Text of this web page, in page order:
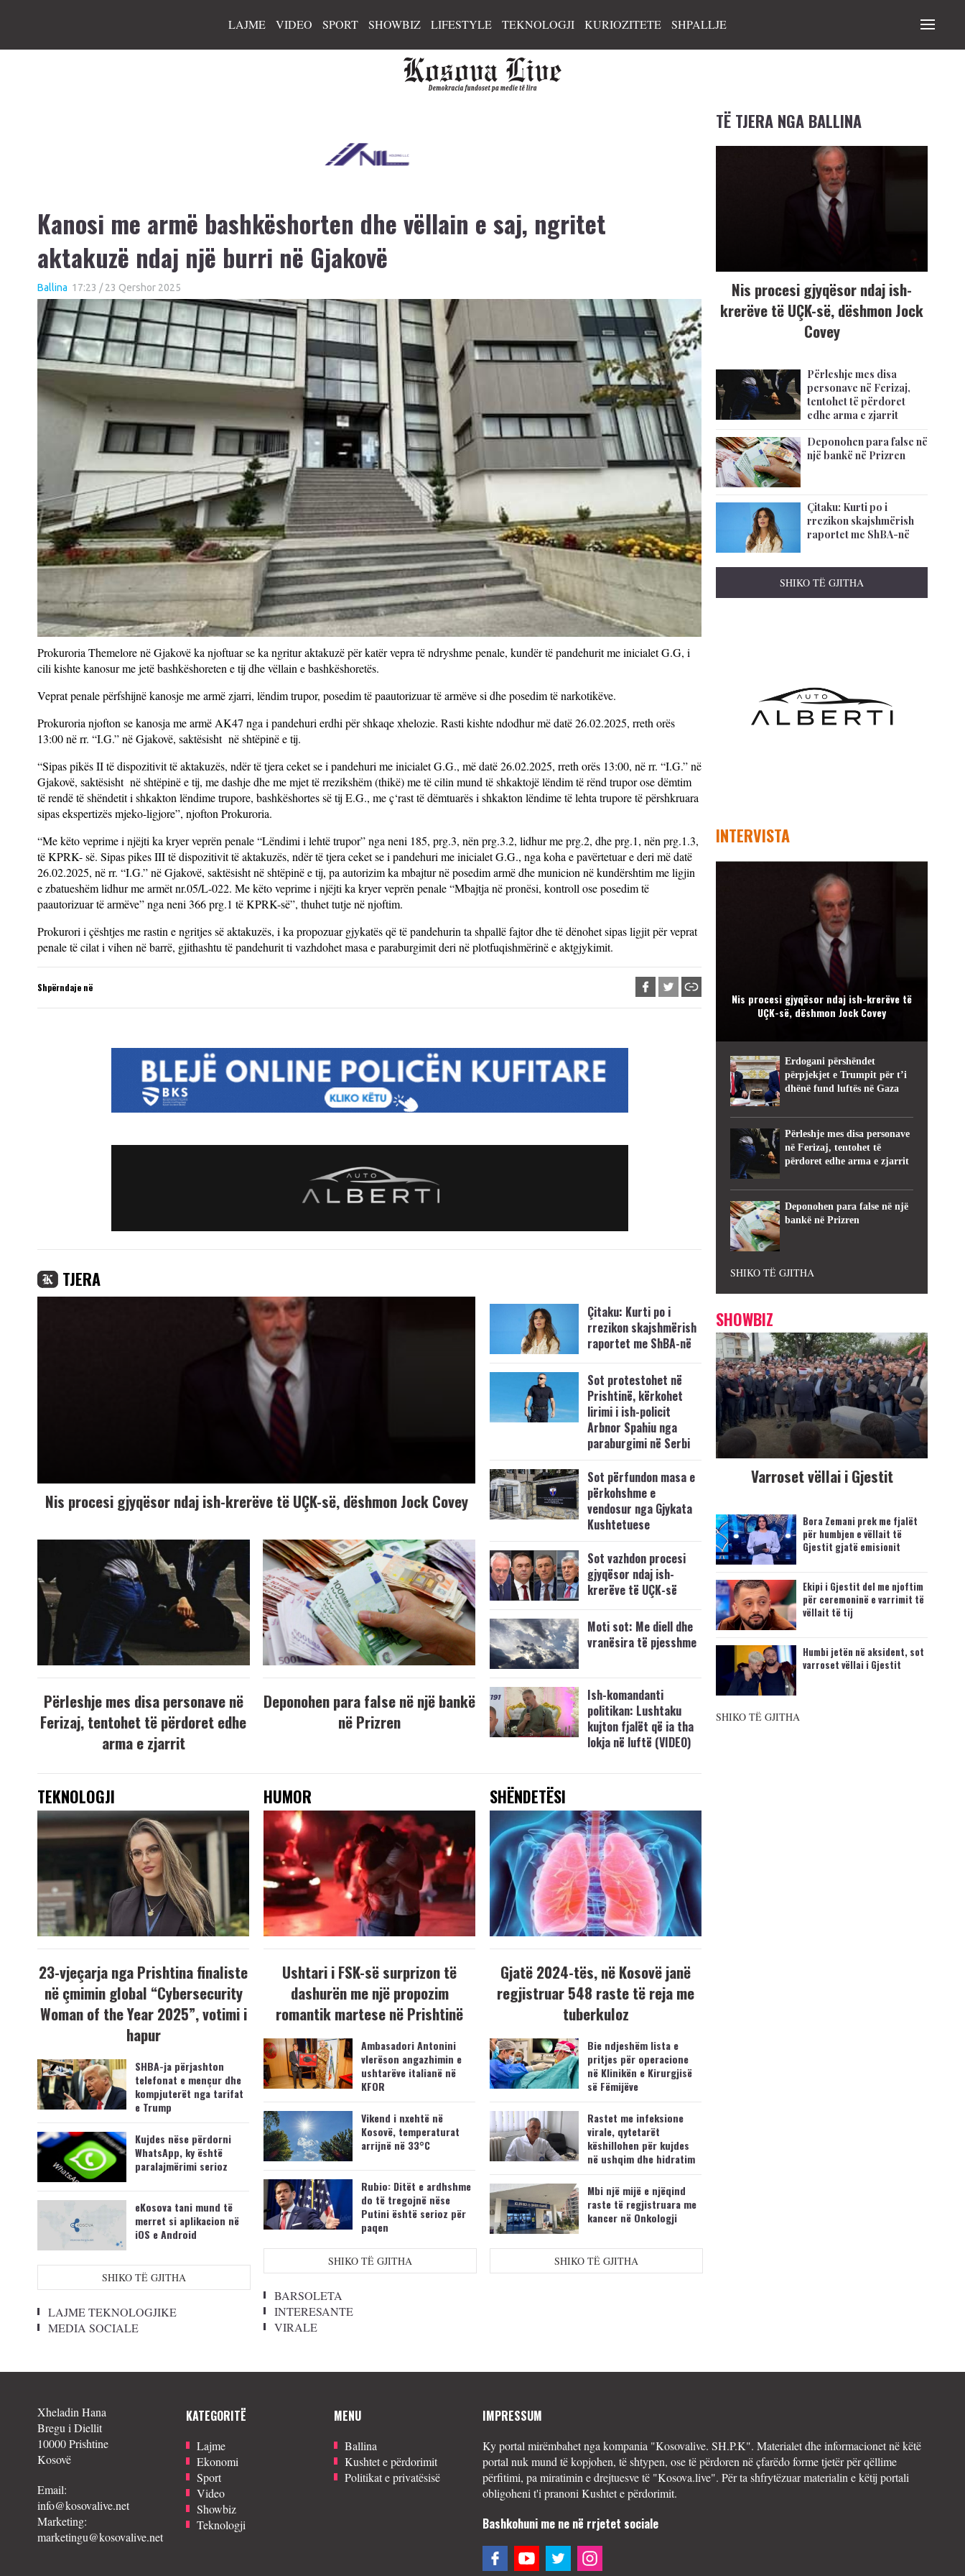
LAJME VIDEO SPORT SHOWBIZ LIFESTYLE TEKNOLOGJI KURIOZITETE SHPALLJE
Kanosi me armë bashkëshorten dhe vëllain e saj, ngritet
aktakuzë ndaj një burri në Gjakovë
Ballina 17:23 / 23 Qershor 2025
Prokuroria Themelore në Gjakovë ka njoftuar se ka ngritur aktakuzë për katër vepra të ndryshme penale, kundër të pandehurit me inicialet G.G, i
cili kishte kanosur me jetë bashkëshoreten e tij dhe vëllain e bashkëshoretës.
Veprat penale përfshijnë kanosje me armë zjarri, lëndim trupor, posedim të paautorizuar të armëve si dhe posedim të narkotikëve.
Prokuroria njofton se kanosja me armë AK47 nga i pandehuri erdhi për shkaqe xhelozie. Rasti kishte ndodhur më datë 26.02.2025, rreth orës
13:00 në rr. “I.G.” në Gjakovë, saktësisht në shtëpinë e tij.
“Sipas pikës II të dispozitivit të aktakuzës, ndër të tjera ceket se i pandehuri me inicialet G.G., më datë 26.02.2025, rreth orës 13:00, në rr. “I.G.” në
Gjakovë, saktësisht në shtëpinë e tij, me dashje dhe me mjet të rrezikshëm (thikë) me të cilin mund të shkaktojë lëndim të rënd trupor ose dëmtim
të rendë të shëndetit i shkakton lëndime trupore, bashkëshortes së tij E.G., me ç‘rast të dëmtuarës i shkakton lëndime të lehta trupore të përshkruara
sipas ekspertizës mjeko-ligjore”, njofton Prokuroria.
“Me këto veprime i njëjti ka kryer veprën penale “Lëndimi i lehtë trupor” nga neni 185, prg.3, nën prg.3.2, lidhur me prg.2, dhe prg.1, nën prg.1.3,
të KPRK- së. Sipas pikes III të dispozitivit të aktakuzës, ndër të tjera ceket se i pandehuri me inicialet G.G., nga koha e pavërtetuar e deri më datë
26.02.2025, në rr. “I.G.” në Gjakovë, saktësisht në shtëpinë e tij, pa autorizim ka mbajtur në posedim armë dhe municion në kundërshtim me ligjin
e zbatueshëm lidhur me armët nr.05/L-022. Me këto veprime i njëjti ka kryer veprën penale “Mbajtja në pronësi, kontroll ose posedim të
paautorizuar të armëve” nga neni 366 prg.1 të KPRK-së”, thuhet tutje në njoftim.
Prokurori i çështjes me rastin e ngritjes së aktakuzës, i ka propozuar gjykatës që të pandehurin ta shpallë fajtor dhe të dënohet sipas ligjit për veprat
penale të cilat i vihen në barrë, gjithashtu të pandehurit ti vazhdohet masa e paraburgimit deri në plotfuqishmërinë e aktgjykimit.
Shpërndaje në
TJERA
Nis procesi gjyqësor ndaj ish-krerëve të UÇK-së, dëshmon Jock Covey
Përleshje mes disa personave në
Ferizaj, tentohet të përdoret edhe
arma e zjarrit
Deponohen para false në një bankë
në Prizren
Çitaku: Kurti po i
rrezikon skajshmërish
raportet me ShBA-në
Sot protestohet në
Prishtinë, kërkohet
lirimi i ish-policit
Arbnor Spahiu nga
paraburgimi në Serbi
Sot përfundon masa e
përkohshme e
vendosur nga Gjykata
Kushtetuese
Sot vazhdon procesi
gjyqësor ndaj ish-
krerëve të UÇK-së
Moti sot: Me diell dhe
vranësira të pjesshme
Ish-komandanti
politikan: Lushtaku
kujton fjalët që ia tha
lokja në luftë (VIDEO)
TEKNOLOGJI
23-vjeçarja nga Prishtina finaliste
në çmimin global “Cybersecurity
Woman of the Year 2025”, votimi i
hapur
SHBA-ja përjashton
telefonat e mençur dhe
kompjuterët nga tarifat
e Trump
Kujdes nëse përdorni
WhatsApp, ky është
paralajmërimi serioz
eKosova tani mund të
merret si aplikacion në
iOS e Android
SHIKO TË GJITHA
LAJME TEKNOLOGJIKE
MEDIA SOCIALE
HUMOR
Ushtari i FSK-së surprizon të
dashurën me një propozim
romantik martese në Prishtinë
Ambasadori Antonini
vlerëson angazhimin e
ushtarëve italianë në
KFOR
Vikend i nxehtë në
Kosovë, temperaturat
arrijnë në 33°C
Rubio: Ditët e ardhshme
do të tregojnë nëse
Putini është serioz për
paqen
SHIKO TË GJITHA
BARSOLETA
INTERESANTE
VIRALE
SHËNDETËSI
Gjatë 2024-tës, në Kosovë janë
regjistruar 548 raste të reja me
tuberkuloz
Bie ndjeshëm lista e
pritjes për operacione
në Klinikën e Kirurgjisë
së Fëmijëve
Rastet me infeksione
virale, qytetarët
këshillohen për kujdes
në ushqim dhe hidratim
Mbi një mijë e njëqind
raste të regjistruara me
kancer në Onkologji
SHIKO TË GJITHA
TË TJERA NGA BALLINA
Nis procesi gjyqësor ndaj ish-
krerëve të UÇK-së, dëshmon Jock
Covey
Përleshje mes disa
personave në Ferizaj,
tentohet të përdoret
edhe arma e zjarrit
Deponohen para false në
një bankë në Prizren
Çitaku: Kurti po i
rrezikon skajshmërish
raportet me ShBA-në
SHIKO TË GJITHA
INTERVISTA
Nis procesi gjyqësor ndaj ish-krerëve të
UÇK-së, dëshmon Jock Covey
Erdogani përshëndet
përpjekjet e Trumpit për t’i
dhënë fund luftës në Gaza
Përleshje mes disa personave
në Ferizaj, tentohet të
përdoret edhe arma e zjarrit
Deponohen para false në një
bankë në Prizren
SHIKO TË GJITHA
SHOWBIZ
Varroset vëllai i Gjestit
Bora Zemani prek me fjalët
për humbjen e vëllait të
Gjestit gjatë emisionit
Ekipi i Gjestit del me njoftim
për ceremoninë e varrimit të
vëllait të tij
Humbi jetën në aksident, sot
varroset vëllai i Gjestit
SHIKO TË GJITHA
Xheladin Hana
Bregu i Diellit
10000 Prishtine
Kosovë
Email:
info@kosovalive.net
Marketing:
marketingu@kosovalive.net
KATEGORITË
Lajme
Ekonomi
Sport
Video
Showbiz
Teknologji
MENU
Ballina
Kushtet e përdorimit
Politikat e privatësisë
IMPRESSUM
Ky portal mirëmbahet nga kompania "Kosovalive. SH.P.K". Materialet dhe informacionet në këtë
portal nuk mund të kopjohen, të shtypen, ose të përdoren në çfarëdo forme tjetër për qëllime
përfitimi, pa miratimin e drejtuesve të "Kosova.live". Për ta shfrytëzuar materialin e këtij portali
obligoheni t'i pranoni Kushtet e përdorimit.
Bashkohuni me ne në rrjetet sociale